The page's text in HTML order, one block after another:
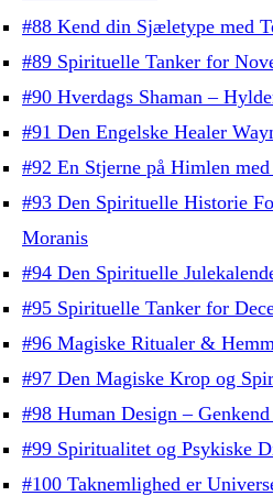
#88 Kend din Sjæletype med
#89 Spirituelle Tanker for
#90 Hverdags Shaman –
#91 Den Engelske Healer
#92 En Stjerne på Himlen med
#93 Den Spirituelle Historie
Moranis
#94 Den Spirituelle
#95 Spirituelle Tanker for
#96 Magiske Ritualer &
#97 Den Magiske Krop og
#98 Human Design –
#99 Spiritualitet og Psykiske
#100 Taknemlighed er